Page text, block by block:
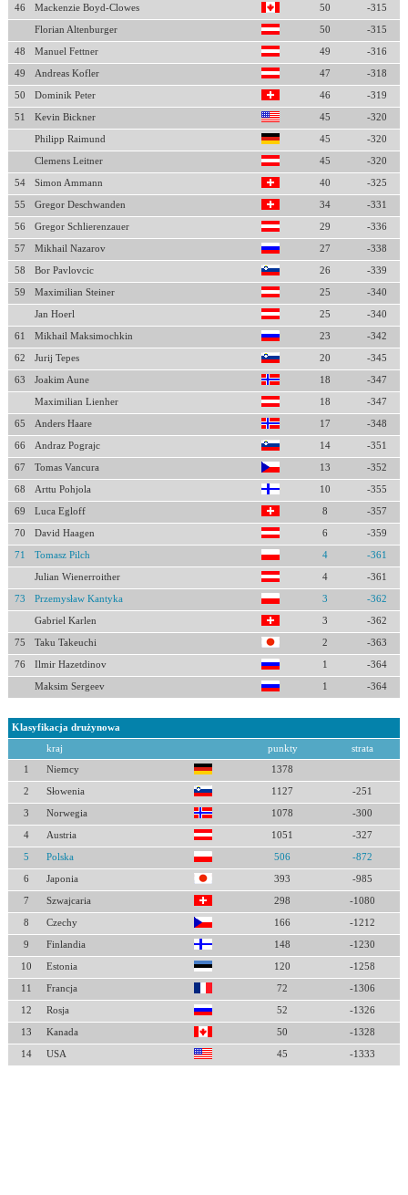
46 Mackenzie Boyd-Clowes 50 -315
Florian Altenburger 50 -315
48 Manuel Fettner 49 -316
49 Andreas Kofler 47 -318
50 Dominik Peter 46 -319
51 Kevin Bickner 45 -320
Philipp Raimund 45 -320
Clemens Leitner 45 -320
54 Simon Ammann 40 -325
55 Gregor Deschwanden 34 -331
56 Gregor Schlierenzauer 29 -336
57 Mikhail Nazarov 27 -338
58 Bor Pavlovcic 26 -339
59 Maximilian Steiner 25 -340
Jan Hoerl 25 -340
61 Mikhail Maksimochkin 23 -342
62 Jurij Tepes 20 -345
63 Joakim Aune 18 -347
Maximilian Lienher 18 -347
65 Anders Haare 17 -348
66 Andraz Pograjc 14 -351
67 Tomas Vancura 13 -352
68 Arttu Pohjola 10 -355
69 Luca Egloff 8 -357
70 David Haagen 6 -359
71 Tomasz Pilch 4 -361
Julian Wienerroither 4 -361
73 Przemysław Kantyka 3 -362
Gabriel Karlen 3 -362
75 Taku Takeuchi 2 -363
76 Ilmir Hazetdinov 1 -364
Maksim Sergeev 1 -364
Klasyfikacja drużynowa
kraj punkty strata
1 Niemcy 1378
2 Słowenia 1127 -251
3 Norwegia 1078 -300
4 Austria 1051 -327
5 Polska 506 -872
6 Japonia 393 -985
7 Szwajcaria 298 -1080
8 Czechy 166 -1212
9 Finlandia 148 -1230
10 Estonia 120 -1258
11 Francja 72 -1306
12 Rosja 52 -1326
13 Kanada 50 -1328
14 USA 45 -1333